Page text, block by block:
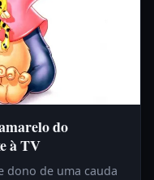
do
à TV
dono de uma cauda